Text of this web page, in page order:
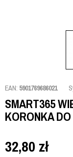
EAN: 5901769686021
SMART365
KORONKA
32,80 zł